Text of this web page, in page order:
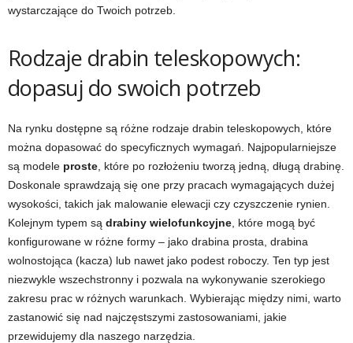
wystarczające do Twoich potrzeb.
Rodzaje drabin teleskopowych:
dopasuj do swoich potrzeb
Na rynku dostępne są różne rodzaje drabin teleskopowych, które
można dopasować do specyficznych wymagań. Najpopularniejsze
są modele proste , które po rozłożeniu tworzą jedną, długą drabinę.
Doskonale sprawdzają się one przy pracach wymagających dużej
wysokości, takich jak malowanie elewacji czy czyszczenie rynien.
Kolejnym typem są drabiny wielofunkcyjne , które mogą być
konfigurowane w różne formy – jako drabina prosta, drabina
wolnostojąca (kacza) lub nawet jako podest roboczy. Ten typ jest
niezwykle wszechstronny i pozwala na wykonywanie szerokiego
zakresu prac w różnych warunkach. Wybierając między nimi, warto
zastanowić się nad najczęstszymi zastosowaniami, jakie
przewidujemy dla naszego narzędzia.